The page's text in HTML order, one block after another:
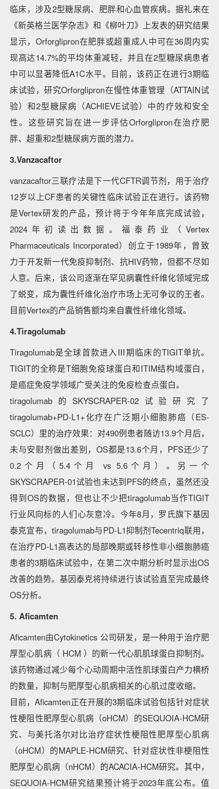
临床，涉及2型糖尿病、肥胖和心血管疾病。据礼来在
《新英格兰医学杂志》和《柳叶刀》上发表的研究结果
显示，Orforglipron在肥胖或超重成人中可在36周内实
现高达14.7%的平均体重减轻，并且在2型糖尿病患者
中可以显著降低A1C水平。目前，该药正在进行3期临
床试验，研究Orforglipron在慢性体重管理（ATTAIN试
验）和2型糖尿病（ACHIEVE试验）中的疗效和安全
性。这些研究旨在进一步评估Orforglipron在治疗肥
胖、超重和2型糖尿病方面的潜力。
3.Vanzacaftor
vanzacaftor三联疗法是下一代CFTR调节剂，用于治疗
12岁以上CF患者的关键性临床试验正在进行。该药物
是Vertex研发的产品，预计将于今年年底完成试验，
2024年初读出数据。福泰药业（Vertex
Pharmaceuticals Incorporated）创立于1989年，曾致
力于开发新一代免疫抑制剂、抗HIV药物，但都不尽如
人意。后来，该公司逐渐在罕见病囊性纤维化领域完成
了蜕变，成为囊性纤维化治疗市场上无可争议的王者。
目前Vertex的产品销售额均来自囊性纤维化领域。
4.Tiragolumab
Tiragolumab是全球首款进入Ⅲ期临床的TIGIT单抗。
TIGIT的全称是T细胞免疫球蛋白和ITIM结构域蛋白，
是癌症免疫学领域广受关注的免疫检查点蛋白。
tiragolumab的SKYSCRAPER-02试验研究了
tiragolumab+PD-L1+化疗在广泛期小细胞肺癌（ES-
SCLC）里的治疗效果：对490例患者随访13.9个月后，
未与安慰剂做出差别，OS都是13.6个月，PFS还少了
0.2个月（5.4个月 vs 5.6个月）。另一个
SKYSCRAPER-01试验也未达到PFS的终点，虽然还没
得到OS的数据，但也让不少把tiragolumab当作TIGIT
行业风向标的人们心灰意冷。今年8月，罗氏旗下基因
泰克宣布，tiragolumab与PD-L1抑制剂Tecentriq联用，
在治疗PD-L1高表达的局部晚期或转移性非小细胞肺癌
患者的3期临床试验中，在第二次中期分析时显示出OS
改善的趋势。基因泰克将持续进行该试验直至完成最终
OS分析。
5. Aficamten
Aficamten由Cytokinetics 公司研发，是一种用于治疗肥
厚型心肌病（ HCM ）的新一代心肌肌球蛋白抑制剂。
该药物通过减少每个心动周期中活性肌球蛋白产力横桥
的数量，抑制与肥厚型心肌病相关的心肌过度收缩。
目前，Aficamten正在开展的3期临床试验包括针对症状
性梗阻性肥厚型心肌病（oHCM）的SEQUOIA-HCM研
究、与美托洛尔对比治疗症状性梗阻性肥厚型心肌病
（oHCM）的MAPLE-HCM研究、针对症状性非梗阻性
肥厚型心肌病（nHCM）的ACACIA-HCM研究。其中，
SEQUOIA-HCM研究结果预计将于2023年底公布。值